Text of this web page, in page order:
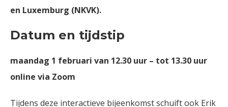
en Luxemburg (NKVK).
Datum en tijdstip
maandag 1 februari van 12.30 uur – tot 13.30 uur
online via Zoom
Tijdens deze interactieve bijeenkomst schuift ook Erik